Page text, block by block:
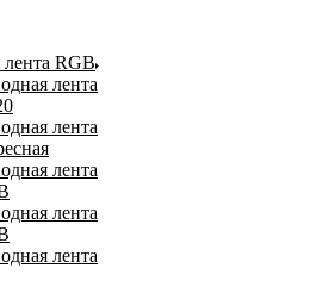
RGB
лента
лента
лента
лента
лента